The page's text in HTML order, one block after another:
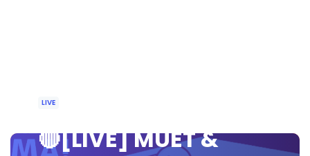
LIVE
🔴[LIVE] MUET &